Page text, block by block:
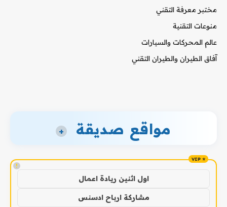
مختبر معرفة التقني
منوعات التقنية
عالم المحركات والسيارات
آفاق الطيران والطيران التقني
مواقع صديقة +
!
اول اثنين ريادة اعمال
مشاركة ارباح ادسنس